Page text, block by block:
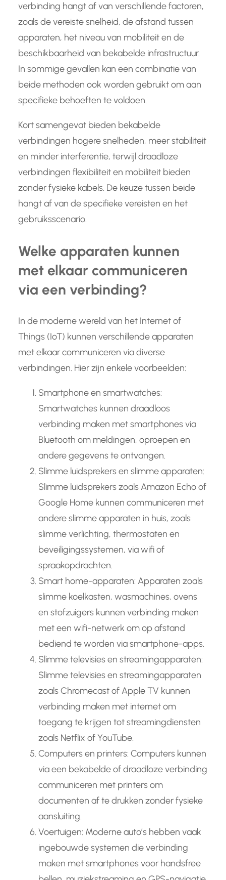
verbinding hangt af van verschillende factoren,
zoals de vereiste snelheid, de afstand tussen
apparaten, het niveau van mobiliteit en de
beschikbaarheid van bekabelde infrastructuur.
In sommige gevallen kan een combinatie van
beide methoden ook worden gebruikt om aan
specifieke behoeften te voldoen.
Kort samengevat bieden bekabelde
verbindingen hogere snelheden, meer stabiliteit
en minder interferentie, terwijl draadloze
verbindingen flexibiliteit en mobiliteit bieden
zonder fysieke kabels. De keuze tussen beide
hangt af van de specifieke vereisten en het
gebruiksscenario.
Welke apparaten kunnen
met elkaar communiceren
via een verbinding?
In de moderne wereld van het Internet of
Things (IoT) kunnen verschillende apparaten
met elkaar communiceren via diverse
verbindingen. Hier zijn enkele voorbeelden:
Smartphone en smartwatches:
Smartwatches kunnen draadloos
verbinding maken met smartphones via
Bluetooth om meldingen, oproepen en
andere gegevens te ontvangen.
Slimme luidsprekers en slimme apparaten:
Slimme luidsprekers zoals Amazon Echo of
Google Home kunnen communiceren met
andere slimme apparaten in huis, zoals
slimme verlichting, thermostaten en
beveiligingssystemen, via wifi of
spraakopdrachten.
Smart home-apparaten: Apparaten zoals
slimme koelkasten, wasmachines, ovens
en stofzuigers kunnen verbinding maken
met een wifi-netwerk om op afstand
bediend te worden via smartphone-apps.
Slimme televisies en streamingapparaten:
Slimme televisies en streamingapparaten
zoals Chromecast of Apple TV kunnen
verbinding maken met internet om
toegang te krijgen tot streamingdiensten
zoals Netflix of YouTube.
Computers en printers: Computers kunnen
via een bekabelde of draadloze verbinding
communiceren met printers om
documenten af te drukken zonder fysieke
aansluiting.
Voertuigen: Moderne auto’s hebben vaak
ingebouwde systemen die verbinding
maken met smartphones voor handsfree